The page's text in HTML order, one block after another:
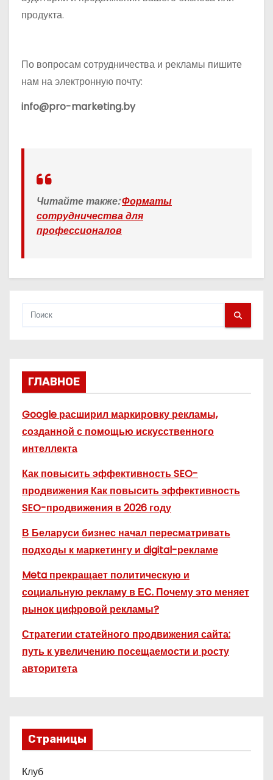
продукта.
По вопросам сотрудничества и рекламы пишите
нам на электронную почту:
info@pro-marketing.by
Читайте также:Форматы
сотрудничества для
профессионалов
ГЛАВНОЕ
Google расширил маркировку рекламы,
созданной с помощью искусственного
интеллекта
Как повысить эффективность SEO-
продвижения Как повысить эффективность
SEO-продвижения в 2026 году
В Беларуси бизнес начал пересматривать
подходы к маркетингу и digital-рекламе
Meta прекращает политическую и
социальную рекламу в ЕС. Почему это меняет
рынок цифровой рекламы?
Стратегии статейного продвижения сайта:
путь к увеличению посещаемости и росту
авторитета
Страницы
Клуб